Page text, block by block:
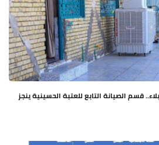
قسم الصيانة التابع للعتبة الحسينية ينجز